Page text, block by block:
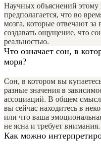
Научных объяснений этому
предполагается, что во
мозга, которые отвечают
создавать ощущение, что
реальностью.
Что означает сон, в
моря?
Сон, в котором вы
разные значения в
ассоциаций. В общем
вы сейчас находитесь в
или что ваша
не ясна и требует внимания.
Как можно